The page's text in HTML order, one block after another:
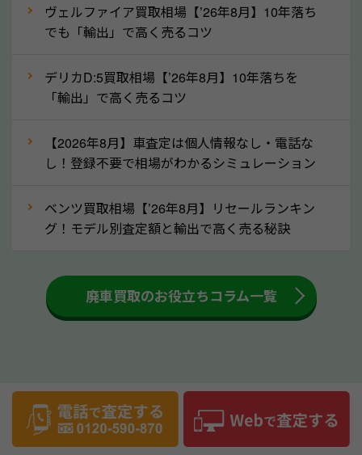
でも高価買取が可能なケースは珍しくないため、まず
はWebで簡単にできる無料査定をお試しください。
実績」で確認できます。
⑤車内の簡単な清掃で買取価格アップも！
しばらく乗っていない車は、車内のシートや座席の下
が汚れていることも多いです。シミや汚れが付着して
す。車内の汚れは簡単な清掃だけで取り除けることも
多いため、査定前にチェックして、清掃をしておくの
大きな汚れがない限り必要はありません。査定に影響
するケースは少ないため、そのままお持ちいただいて
て上がる査定金額よりも、修理費用が高くなることも
あるため、まずは山形県のソコカラへ車の状態につい
てお気軽にご相談ください。
ヴェルファイア買取相場【’26年8月】10年落ち
でも「輸出」で高く売るコツ
デリカD:5買取相場【’26年8月】10年落ちを
「輸出」で高く売るコツ
【2026年8月】車査定は個人情報なし・電話な
し！登録不要で相場がわかるシミュレーション
ベンツ買取相場【’26年8月】リセールランキン
グ！モデル別査定額と輸出で高く売る秘訣
廃車買取のお役立ちコラム一覧
事故車買取のお役立ちコラム